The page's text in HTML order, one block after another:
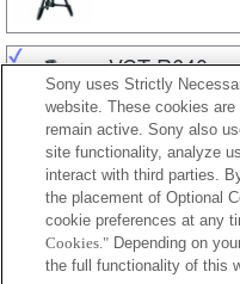
VCT-R640
VCT-VPR1
VCT-VPR10
Sony uses Strictly
website. These cookies
remain active. Sony also
site functionality, analyze
interact with third parties.
the placement of Optional
cookie preferences at any
Cookies." Depending on
the full functionality of this